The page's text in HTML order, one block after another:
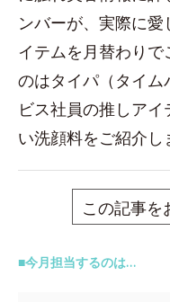
ンバーが、実際に
イテムを月替わり
のはタイパ（タイ
ビス社員の推しア
い洗顔料をご紹介し
この記事を
■今月担当するのは…